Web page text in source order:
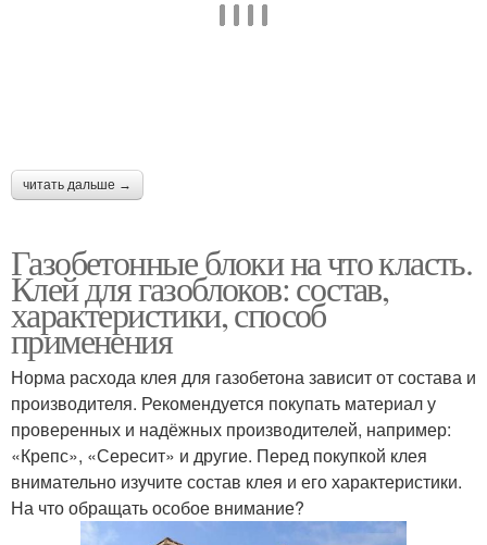
читать дальше →
Газобетонные блоки на что класть.
Клей для газоблоков: состав,
характеристики, способ
применения
Норма расхода клея для газобетона зависит от состава и
производителя. Рекомендуется покупать материал у
проверенных и надёжных производителей, например:
«Крепс», «Сересит» и другие. Перед покупкой клея
внимательно изучите состав клея и его характеристики.
На что обращать особое внимание?